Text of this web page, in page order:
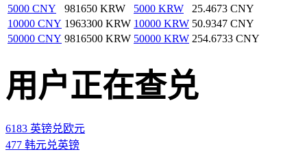
5000 CNY
981650 KRW 5000 KRW
25.4673 CNY
10000 CNY 1963300 KRW 10000 KRW 50.9347 CNY
50000 CNY 9816500 KRW 50000 KRW 254.6733 CNY
用户正在查兑
6183 英镑兑欧元
477 韩元兑英镑